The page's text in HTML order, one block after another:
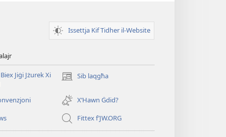
Issettja Kif Tidher il-Website
Jiġi Jżurek Xi
Sib laqgħa
(opens
window)X’Hawn Ġdid?
Fittex f’JW.ORG